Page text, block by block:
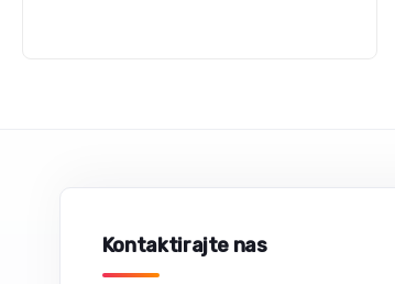
Kontaktirajte nas